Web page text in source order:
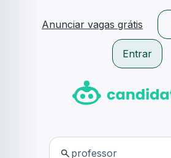
Anunciar vagas grátis
Entrar